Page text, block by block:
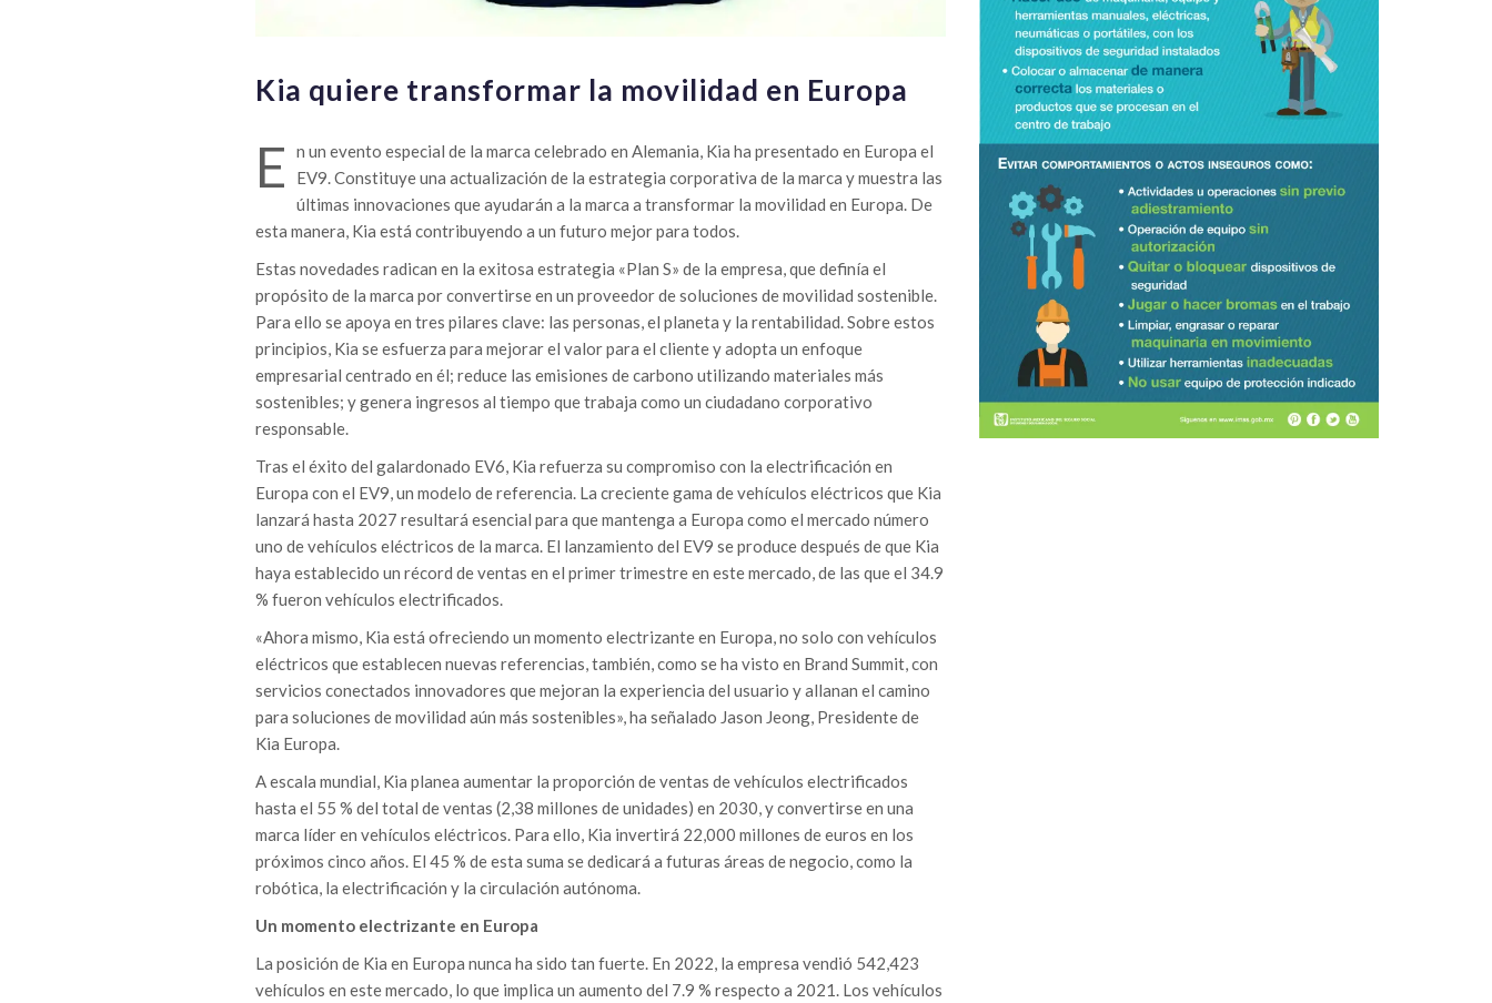
Kia quiere transformar la movilidad en Europa
E
n un evento especial de la marca celebrado en Alemania, Kia ha presentado en Europa el
EV9. Constituye una actualización de la estrategia corporativa de la marca y muestra las
últimas innovaciones que ayudarán a la marca a transformar la movilidad en Europa. De
esta manera, Kia está contribuyendo a un futuro mejor para todos.
Estas novedades radican en la exitosa estrategia «Plan S» de la empresa, que definía el
propósito de la marca por convertirse en un proveedor de soluciones de movilidad sostenible.
Para ello se apoya en tres pilares clave: las personas, el planeta y la rentabilidad. Sobre estos
principios, Kia se esfuerza para mejorar el valor para el cliente y adopta un enfoque
empresarial centrado en él; reduce las emisiones de carbono utilizando materiales más
sostenibles; y genera ingresos al tiempo que trabaja como un ciudadano corporativo
responsable.
Tras el éxito del galardonado EV6, Kia refuerza su compromiso con la electrificación en
Europa con el EV9, un modelo de referencia. La creciente gama de vehículos eléctricos que Kia
lanzará hasta 2027 resultará esencial para que mantenga a Europa como el mercado número
uno de vehículos eléctricos de la marca. El lanzamiento del EV9 se produce después de que Kia
haya establecido un récord de ventas en el primer trimestre en este mercado, de las que el 34.9
% fueron vehículos electrificados.
«Ahora mismo, Kia está ofreciendo un momento electrizante en Europa, no solo con vehículos
eléctricos que establecen nuevas referencias, también, como se ha visto en Brand Summit, con
servicios conectados innovadores que mejoran la experiencia del usuario y allanan el camino
para soluciones de movilidad aún más sostenibles», ha señalado Jason Jeong, Presidente de
Kia Europa.
A escala mundial, Kia planea aumentar la proporción de ventas de vehículos electrificados
hasta el 55 % del total de ventas (2,38 millones de unidades) en 2030, y convertirse en una
marca líder en vehículos eléctricos. Para ello, Kia invertirá 22,000 millones de euros en los
próximos cinco años. El 45 % de esta suma se dedicará a futuras áreas de negocio, como la
robótica, la electrificación y la circulación autónoma.
Un momento electrizante en Europa
La posición de Kia en Europa nunca ha sido tan fuerte. En 2022, la empresa vendió 542,423
vehículos en este mercado, lo que implica un aumento del 7.9 % respecto a 2021. Los vehículos